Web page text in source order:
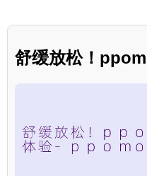
舒缓放松！